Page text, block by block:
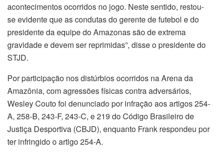
acontecimentos ocorridos no jogo. Neste sentido, restou-
se evidente que as condutas do gerente de futebol e do
presidente da equipe do Amazonas são de extrema
gravidade e devem ser reprimidas”, disse o presidente do
STJD.
Por participação nos distúrbios ocorridos na Arena da
Amazônia, com agressões físicas contra adversários,
Wesley Couto foi denunciado por infração aos artigos 254-
A, 258-B, 243-F, 243-C, e 219 do Código Brasileiro de
Justiça Desportiva (CBJD), enquanto Frank respondeu por
ter infringido o artigo 254-A.